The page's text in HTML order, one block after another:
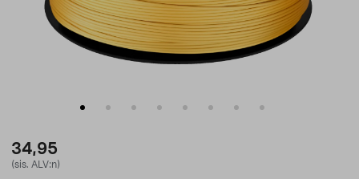
34,95
(sis. ALV:n)